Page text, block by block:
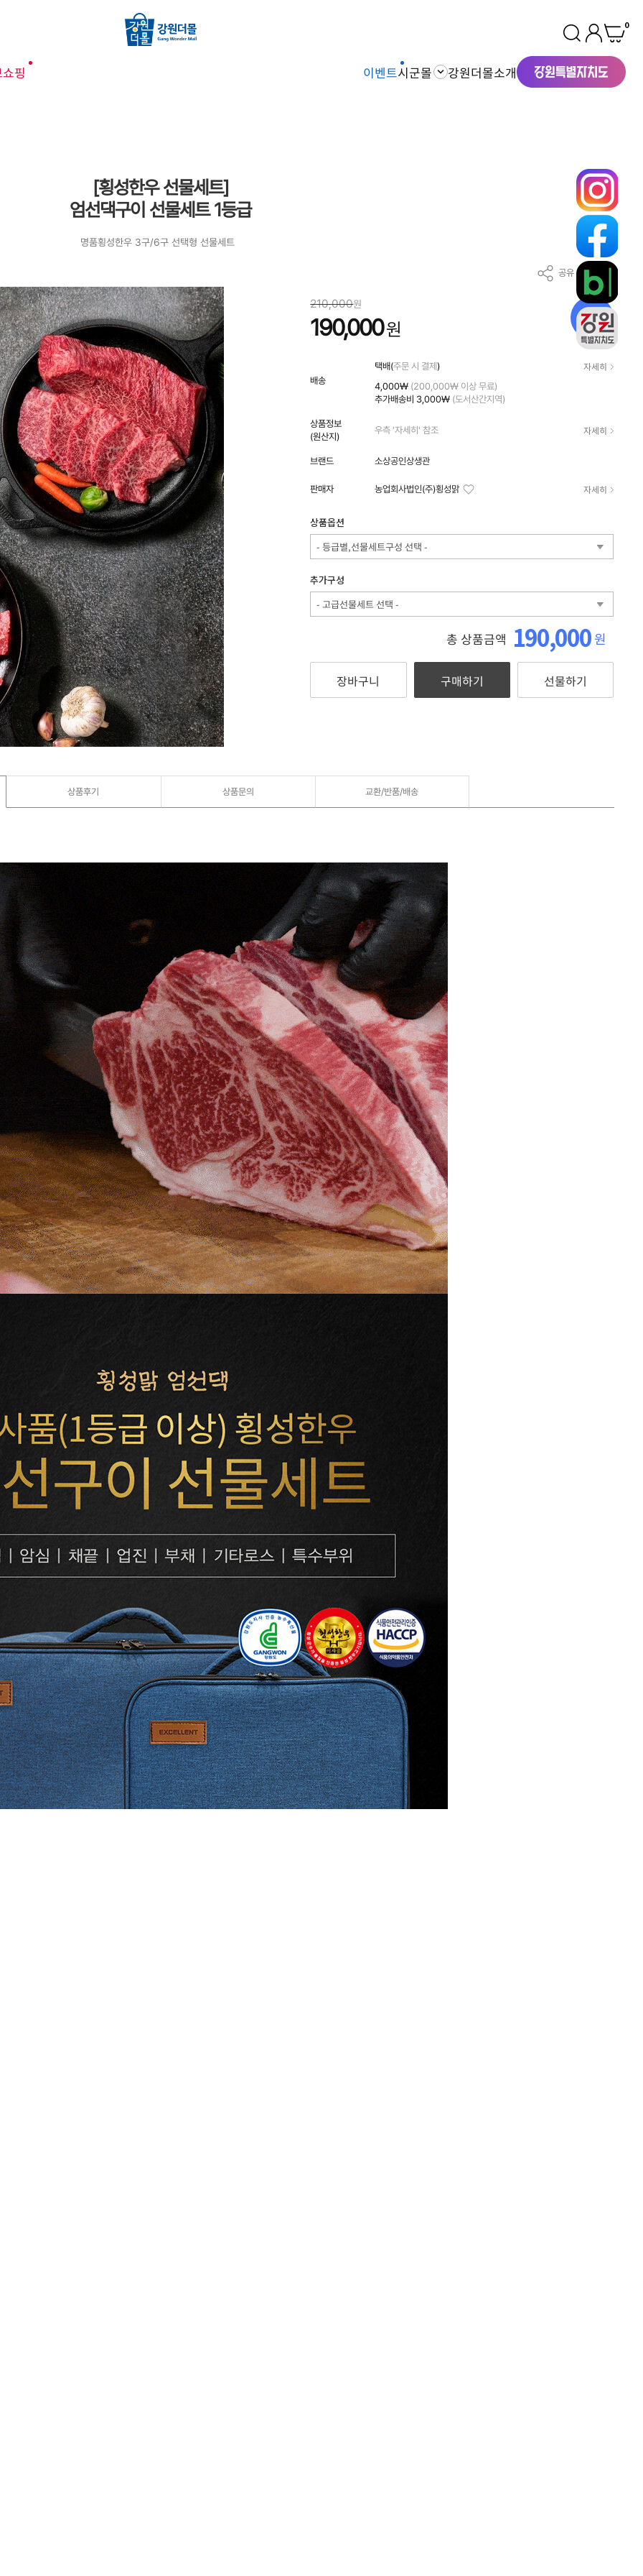
0
핑 이벤트시군몰 강원더몰소개
[횡성한우 선물세트]
엄선댁구이 선물세트 1등급
명품횡성한우 3구/6구 선택형 선물세트
공유
10%
210,000원
190,000원
배송
택배(주문 시 결제) 자세히
4,000₩ (200,000₩ 이상 무료)
추가배송비 3,000₩ (도서산간지역)
상품정보
(원산지)
우측 '자세히' 참조 자세히
브랜드 소상공인상생관
판매자 농업회사법인(주)횡성맑 자세히
상품옵션
- 등급별,선물세트구성 선택 -
추가구성
- 고급선물세트 선택 -
총 상품금액 190,000원
장바구니 구매하기 선물하기
상품후기 상품문의 교환/반품/배송